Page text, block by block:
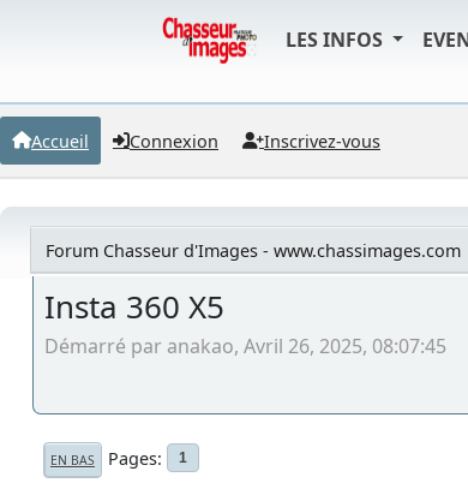
LES INFOS
Accueil Connexion Inscrivez-vous
Forum Chasseur d'Images - www.chassimages.com
Insta 360 X5
Démarré par anakao, Avril 26, 2025, 08:07:45
EN BAS Pages 1